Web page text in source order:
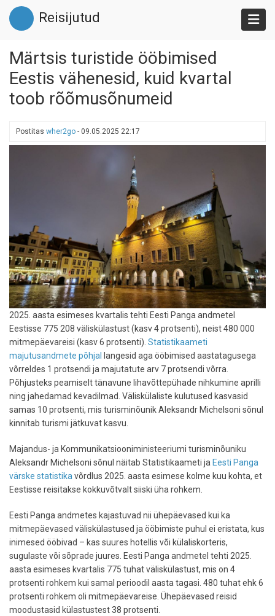
Liigu
edasi
põhisisu
Reisijutud
Märtsis turistide ööbimised
Eestis vähenesid, kuid kvartal
toob rõõmusõnumeid
Postitas wher2go - 09.05.2025 22:17
2025. aasta esimeses kvartalis tehti Eesti Panga andmetel
Eestisse 775 208 väliskülastust (kasv 4 protsenti), neist 480 000
mitmepäevareisi (kasv 6 protsenti). Statistikaameti
majutusandmete põhjal langesid aga ööbimised aastatagusega
võrreldes 1 protsendi ja majutatute arv 7 protsendi võrra.
Põhjusteks peamiselt tänavune lihavõttepühade nihkumine aprilli
ning jahedamad kevadilmad. Väliskülaliste kulutused kasvasid
samas 10 protsenti, mis turisminõunik Aleksandr Michelsoni sõnul
kinnitab turismi jätkuvat kasvu.
Majandus- ja Kommunikatsiooniministeeriumi turisminõuniku
Aleksandr Michelsoni sõnul näitab Statistikaameti ja Eesti Panga
värske statistikavõrdlus 2025. aasta esimese kolme kuu kohta, et
Eestisse reisitakse kokkuvõtvalt siiski üha rohkem.
Eesti Panga andmetes kajastuvad nii ühepäevased kui ka
mitmepäevased väliskülastused ja ööbimiste puhul ei eristata, kus
inimesed ööbivad – kas suures hotellis või külaliskorteris,
sugulaste või sõprade juures. Eesti Panga andmetel tehti 2025.
aasta esimeses kvartalis 775 tuhat väliskülastust, mis on 4
protsenti rohkem kui samal perioodil aasta tagasi. 480 tuhat ehk 6
protsenti rohkem oli mitmepäevareise. Ühepäevased reisid
moodustasid külastustest 38 protsenti.